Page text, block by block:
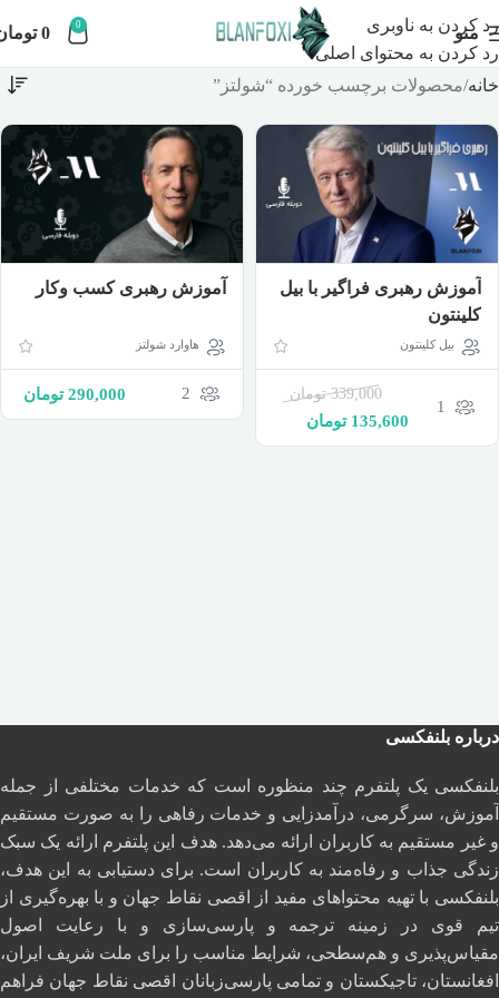
رد کردن به ناوبری
رد کردن به محتوای اصلی
منو 0
0
خانه محصولات برچسب خورده “شولتز”
آموزش رهبری فراگیر با بیل
کلینتون
بیل کلینتون
1
339,000 تومان
135,600 تومان
آموزش رهبری کسب وکار
هاوارد شولتز
2
290,000 تومان
درباره بلنفکسی
بلنفکسی یک پلتفرم چند منظوره است که خدمات مختلفی از جمله
آموزش، سرگرمی، درآمدزایی و خدمات رفاهی را به صورت مستقیم
و غیر مستقیم به کاربران ارائه می‌دهد. هدف این پلتفرم ارائه یک سبک
زندگی جذاب و رفاه‌مند به کاربران است. برای دستیابی به این هدف،
بلنفکسی با تهیه محتواهای مفید از اقصی نقاط جهان و با بهره‌گیری از
تیم قوی در زمینه ترجمه و پارسی‌سازی و با رعایت اصول
مقیاس‌پذیری و هم‌سطحی، شرایط مناسب را برای ملت شریف ایران،
افغانستان، تاجیکستان و تمامی پارسی‌زبانان اقصی نقاط جهان فراهم